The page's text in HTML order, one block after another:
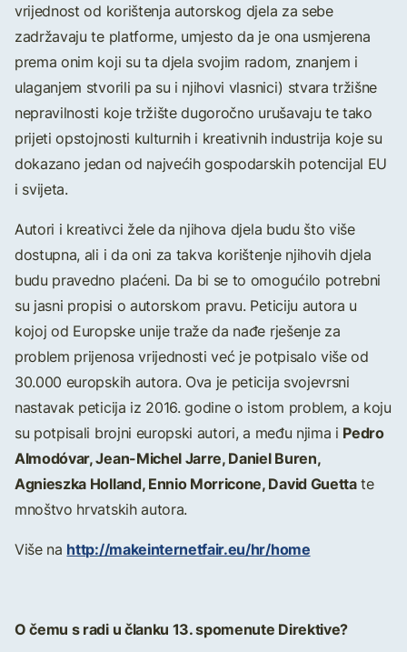
vrijednost od korištenja autorskog djela za sebe
zadržavaju te platforme, umjesto da je ona usmjerena
prema onim koji su ta djela svojim radom, znanjem i
ulaganjem stvorili pa su i njihovi vlasnici) stvara tržišne
nepravilnosti koje tržište dugoročno urušavaju te tako
prijeti opstojnosti kulturnih i kreativnih industrija koje su
dokazano jedan od najvećih gospodarskih potencijal EU
i svijeta.
Autori i kreativci žele da njihova djela budu što više
dostupna, ali i da oni za takva korištenje njihovih djela
budu pravedno plaćeni. Da bi se to omogućilo potrebni
su jasni propisi o autorskom pravu. Peticiju autora u
kojoj od Europske unije traže da nađe rješenje za
problem prijenosa vrijednosti već je potpisalo više od
30.000 europskih autora. Ova je peticija svojevrsni
nastavak peticija iz 2016. godine o istom problem, a koju
su potpisali brojni europski autori, a među njima i Pedro
Almodóvar, Jean-Michel Jarre, Daniel Buren,
Agnieszka Holland, Ennio Morricone, David Guettate
mnoštvo hrvatskih autora.
Više na http://makeinternetfair.eu/hr/home
O čemu s radi u članku 13. spomenute Direktive?